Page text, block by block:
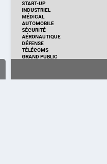
START-UP
INDUSTRIEL
MÉDICAL
AUTOMOBILE
SÉCURITÉ
AÉRONAUTIQUE
DÉFENSE
TÉLÉCOMS
GRAND PUBLIC